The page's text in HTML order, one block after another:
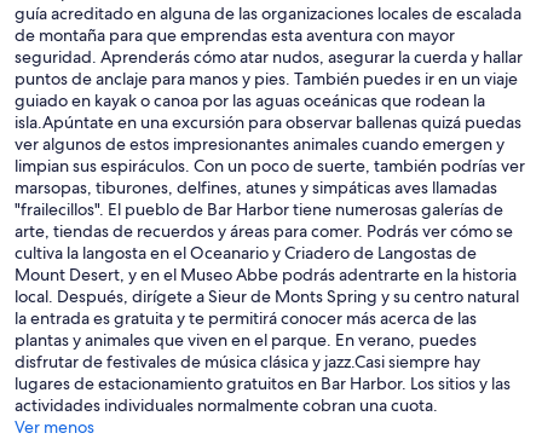
guía acreditado en alguna de las organizaciones locales de escalada
de montaña para que emprendas esta aventura con mayor
seguridad. Aprenderás cómo atar nudos, asegurar la cuerda y hallar
puntos de anclaje para manos y pies. También puedes ir en un viaje
guiado en kayak o canoa por las aguas oceánicas que rodean la
isla.Apúntate en una excursión para observar ballenas quizá puedas
ver algunos de estos impresionantes animales cuando emergen y
limpian sus espiráculos. Con un poco de suerte, también podrías ver
marsopas, tiburones, delfines, atunes y simpáticas aves llamadas
"frailecillos". El pueblo de Bar Harbor tiene numerosas galerías de
arte, tiendas de recuerdos y áreas para comer. Podrás ver cómo se
cultiva la langosta en el Oceanario y Criadero de Langostas de
Mount Desert, y en el Museo Abbe podrás adentrarte en la historia
local. Después, dirígete a Sieur de Monts Spring y su centro natural
la entrada es gratuita y te permitirá conocer más acerca de las
plantas y animales que viven en el parque. En verano, puedes
disfrutar de festivales de música clásica y jazz.Casi siempre hay
lugares de estacionamiento gratuitos en Bar Harbor. Los sitios y las
actividades individuales normalmente cobran una cuota.
Ver menos